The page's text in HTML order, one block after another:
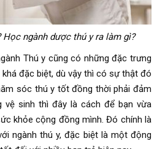
ngành dược thú y ra làm gì?
Thú y cũng có những đặc trưng
đặc biệt, dù vậy thì có sự thật đó
sóc thú y tốt đồng thời phải đảm
vệ sinh thì đây là cách để bạn vừa
khỏe cộng đồng mình. Đó chính là
ngành thú y, đặc biệt là một động